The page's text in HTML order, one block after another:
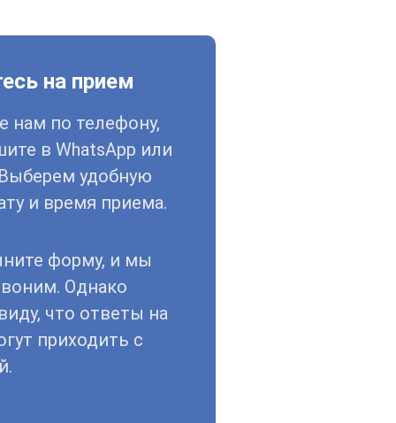
на прием
нам по телефону,
в WhatsApp или
удобную
и время приема.
форму, и мы
Однако
что ответы на
приходить с